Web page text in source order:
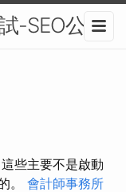
-SEO公司
些主要不是啟動
。 會計師事務所